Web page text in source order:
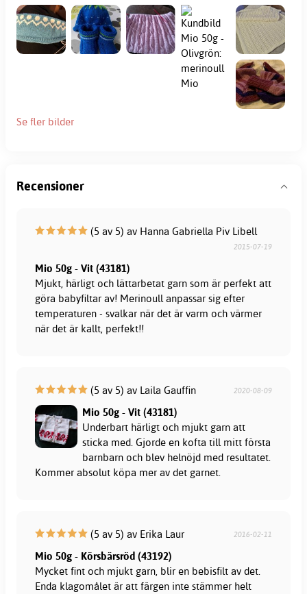
Se fler bilder
Recensioner
(5 av 5) av Hanna Gabriella Piv Libell
2015-07-19
Mio 50g - Vit (43181)
Mjukt, härligt och lättarbetat garn som är perfekt att
göra babyfiltar av! Merinoull anpassar sig efter
temperaturen - svalkar när det är varm och värmer
när det är kallt, perfekt!!
(5 av 5) av Laila Gauffin 2020-08-09
Mio 50g - Vit (43181)
Underbart härligt och mjukt garn att
sticka med. Gjorde en kofta till mitt första
barnbarn och blev helnöjd med resultatet.
Kommer absolut köpa mer av det garnet.
(5 av 5) av Erika Laur 2016-02-11
Mio 50g - Körsbärsröd (43192)
Mycket fint och mjukt garn, blir en bebisfilt av det.
Enda klagomålet är att färgen inte stämmer helt